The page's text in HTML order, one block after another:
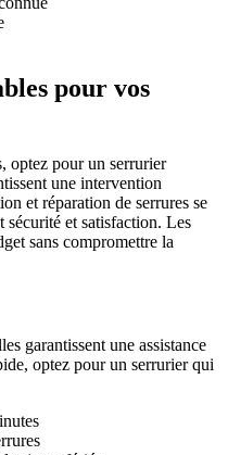
pour vos
optez pour un serrurier
une intervention
et réparation de serrures se
sécurité et satisfaction. Les
sans compromettre la
garantissent une assistance
optez pour un serrurier qui